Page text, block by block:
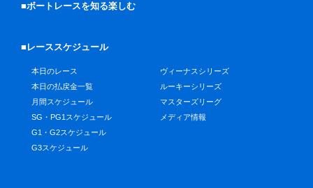
■ボートレースを知る楽しむ
■レーススケジュール
本日のレース
本日の払戻金一覧
月間スケジュール
SG・PG1スケジュール
G1・G2スケジュール
G3スケジュール
ヴィーナスシリーズ
ルーキーシリーズ
マスターズリーグ
メディア情報